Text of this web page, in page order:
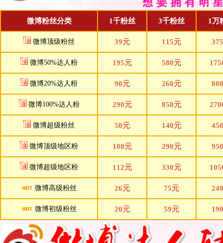
微博粉丝分类 1千粉丝 3千粉丝 1万
微博顶级粉丝 39元 115元
微博50%达人粉 195元 580元
微博20%达人粉 90元 260元
微博100%达人粉 290元 850元
微博超级粉丝 50元 140元
微博顶级地区粉 100元 290元
微博超级地区粉 112元 330元
微博高级粉丝 26元 75元
微博初级粉丝 20元 59元